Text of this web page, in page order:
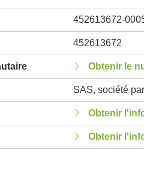
452613672-
452613672
Obtenir le
SAS, société
Obtenir
Obtenir